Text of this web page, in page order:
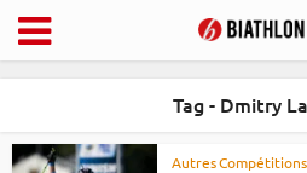
Tag - Dmitry
Autres Compétitions